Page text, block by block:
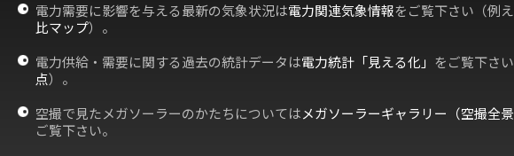
電力需要に影響を与える最新の気象状況は電力関連気象情報をご覧下さい（例
比マップ）。
電力供給・需要に関する過去の統計データは電力統計「見える化」 をご覧下さ
点）。
空撮で見たメガソーラーのかたちについてはメガソーラーギャラリー（空撮全
ご覧下さい。